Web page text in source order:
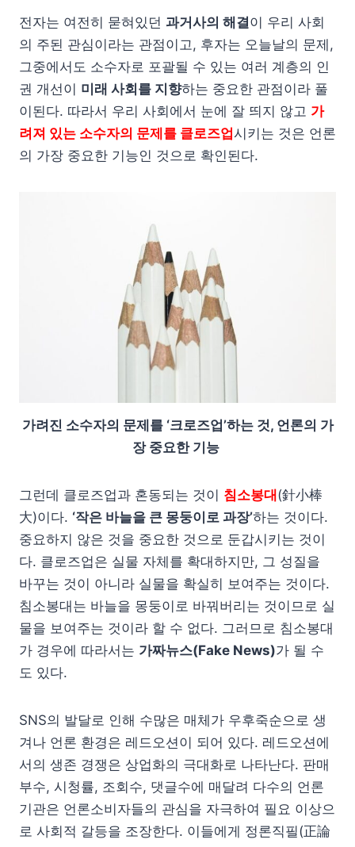
전자는 여전히 묻혀있던 과거사의 해결이 우리 사회
의 주된 관심이라는 관점이고, 후자는 오늘날의 문제,
그중에서도 소수자로 포괄될 수 있는 여러 계층의 인
권 개선이 미래 사회를 지향하는 중요한 관점이라 풀
이된다. 따라서 우리 사회에서 눈에 잘 띄지 않고 가
려져 있는 소수자의 문제를 클로즈업시키는 것은 언론
의 가장 중요한 기능인 것으로 확인된다.
가려진 소수자의 문제를 ‘크로즈업’하는 것, 언론의 가
장 중요한 기능
그런데 클로즈업과 혼동되는 것이 침소봉대(針小棒
大)이다. ‘작은 바늘을 큰 몽둥이로 과장’하는 것이다.
중요하지 않은 것을 중요한 것으로 둔갑시키는 것이
다. 클로즈업은 실물 자체를 확대하지만, 그 성질을
바꾸는 것이 아니라 실물을 확실히 보여주는 것이다.
침소봉대는 바늘을 몽둥이로 바꿔버리는 것이므로 실
물을 보여주는 것이라 할 수 없다. 그러므로 침소봉대
가 경우에 따라서는 가짜뉴스(Fake News)가 될 수
도 있다.
SNS의 발달로 인해 수많은 매체가 우후죽순으로 생
겨나 언론 환경은 레드오션이 되어 있다. 레드오션에
서의 생존 경쟁은 상업화의 극대화로 나타난다. 판매
부수, 시청률, 조회수, 댓글수에 매달려 다수의 언론
기관은 언론소비자들의 관심을 자극하여 필요 이상으
로 사회적 갈등을 조장한다. 이들에게 정론직필(正論